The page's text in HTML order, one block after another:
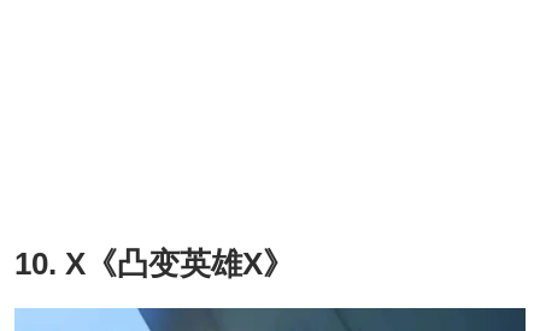
10. X《凸变英雄X》